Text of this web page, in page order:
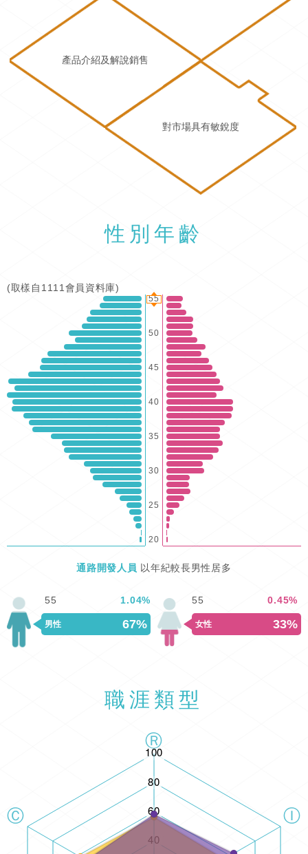
產品介紹及解說銷售
對市場具有敏銳度
性別年齡
(取樣自1111會員資料庫)
55
50
45
40
35
30
25
20
通路開發人員 以年紀較長男性居多
男性 67%
55 1.04%
女性 33%
55 0.45%
職涯類型